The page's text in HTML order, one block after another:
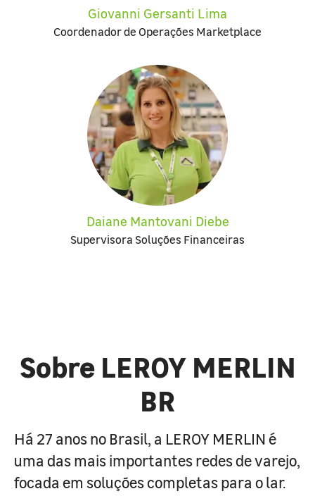
Giovanni Gersanti Lima
Coordenador de Operações Marketplace
Daiane Mantovani Diebe
Supervisora Soluções Financeiras
Sobre LEROY MERLIN
BR
Há 27 anos no Brasil, a LEROY MERLIN é
uma das mais importantes redes de varejo,
focada em soluções completas para o lar.